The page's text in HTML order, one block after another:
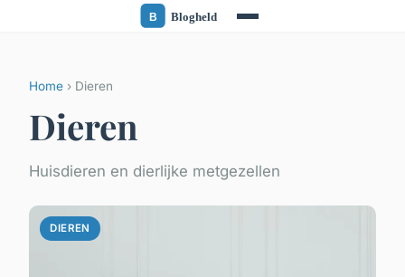
Home › Dieren
Dieren
Huisdieren en dierlijke metgezellen
DIEREN